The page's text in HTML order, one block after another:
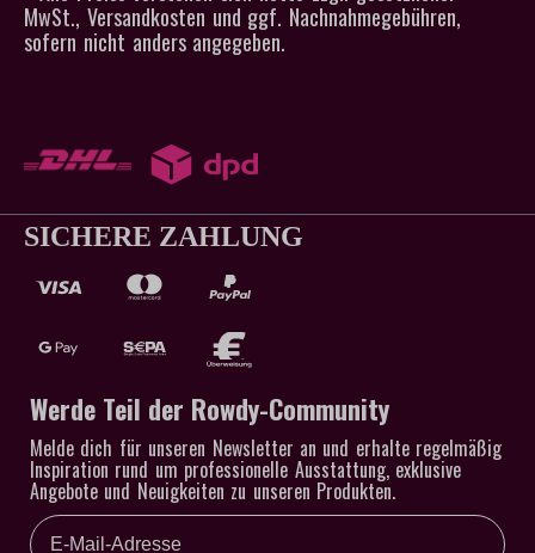
MwSt., Versandkosten und ggf. Nachnahmegebühren,
sofern nicht anders angegeben.
SICHERE ZAHLUNG
Werde Teil der Rowdy-Community
Melde dich für unseren Newsletter an und erhalte regelmäßig
Inspiration rund um professionelle Ausstattung, exklusive
Angebote und Neuigkeiten zu unseren Produkten.
Email